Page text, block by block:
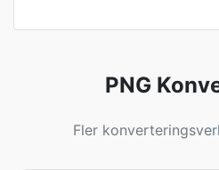
PNG
Fler